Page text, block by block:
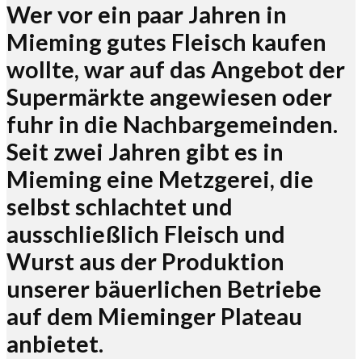
Wer vor ein paar Jahren in
Mieming gutes Fleisch kaufen
wollte, war auf das Angebot der
Supermärkte angewiesen oder
fuhr in die Nachbargemeinden.
Seit zwei Jahren gibt es in
Mieming eine Metzgerei, die
selbst schlachtet und
ausschließlich Fleisch und
Wurst aus der Produktion
unserer bäuerlichen Betriebe
auf dem Mieminger Plateau
anbietet.